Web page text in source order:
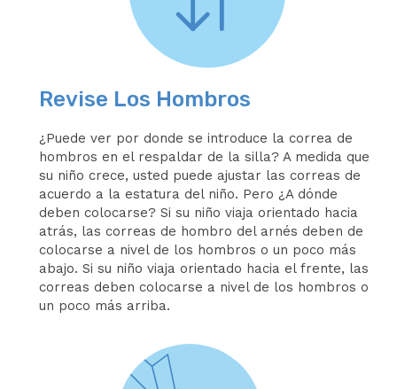
Revise Los Hombros
¿Puede ver por donde se introduce la correa de
hombros en el respaldar de la silla? A medida que
su niño crece, usted puede ajustar las correas de
acuerdo a la estatura del niño. Pero ¿A dónde
deben colocarse? Si su niño viaja orientado hacia
atrás, las correas de hombro del arnés deben de
colocarse a nivel de los hombros o un poco más
abajo. Si su niño viaja orientado hacia el frente, las
correas deben colocarse a nivel de los hombros o
un poco más arriba.